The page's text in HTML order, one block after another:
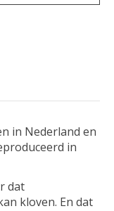
in Nederland en
in
dat
kloven. En dat